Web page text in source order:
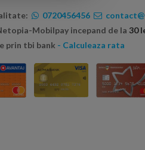
0720456456
Mobilpay incepand de la 30
prin tbi bank - Calculeaza rata